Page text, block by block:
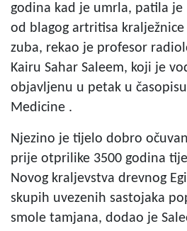
godina kad je umrla, patila je
od blagog artritisa
zuba, rekao je profesor
Kairu Sahar Saleem, koji je
objavljenu u petak u
Medicine .
Njezino je tijelo dobro
prije otprilike 3500 godina
Novog kraljevstva drevnog
skupih uvezenih sastojaka
smole tamjana, dodao je